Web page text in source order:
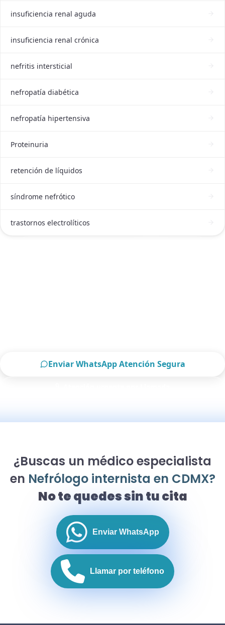
insuficiencia renal aguda
insuficiencia renal crónica
nefritis intersticial
nefropatía diabética
nefropatía hipertensiva
Proteinuria
retención de líquidos
síndrome nefrótico
trastornos electrolíticos
Enviar WhatsApp Atención Segura
¿Buscas un médico especialista
en Nefrólogo internista en CDMX?
No te quedes sin tu cita
Enviar WhatsApp
Llamar por teléfono